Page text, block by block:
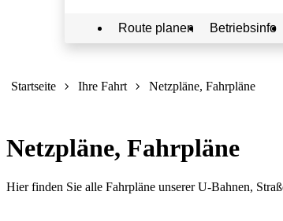
Route planen Betriebsinfo
hier:
Startseite Ihre Fahrt Netzpläne, Fahrpläne
Netzpläne, Fahrpläne
Hier finden Sie alle Fahrpläne unserer U-Bahnen,